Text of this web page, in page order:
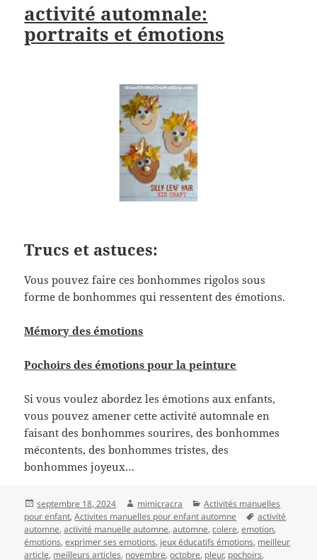
activité automnale:
portraits et émotions
Trucs et astuces:
Vous pouvez faire ces bonhommes rigolos sous
forme de bonhommes qui ressentent des émotions.
Mémory des émotions
Pochoirs des émotions pour la peinture
Si vous voulez abordez les émotions aux enfants,
vous pouvez amener cette activité automnale en
faisant des bonhommes sourires, des bonhommes
mécontents, des bonhommes tristes, des
bonhommes joyeux…
Publié
le
septembre 18, 2024 Auteur
mimicracra Catégories
Activités manuelles
pour enfant,Activites manuelles pour enfant automne
Mots-
clés
activité
automne,activité manuelle automne,automne,colere,emotion,
émotions,exprimer ses emotions, jeux éducatifs émotions, meilleur
article, meilleurs articles, novembre,octobre, pleur, pochoirs,